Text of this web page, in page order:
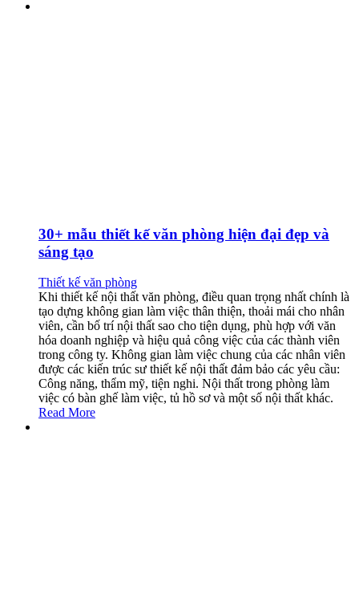
30+ mẫu thiết kế văn phòng hiện đại đẹp và
sáng tạo
Thiết kế văn phòng
Khi thiết kế nội thất văn phòng, điều quan trọng nhất chính là
tạo dựng không gian làm việc thân thiện, thoải mái cho nhân
viên, cần bố trí nội thất sao cho tiện dụng, phù hợp với văn
hóa doanh nghiệp và hiệu quả công việc của các thành viên
trong công ty. Không gian làm việc chung của các nhân viên
được các kiến trúc sư thiết kế nội thất đảm bảo các yêu cầu:
Công năng, thẩm mỹ, tiện nghi. Nội thất trong phòng làm
việc có bàn ghế làm việc, tủ hồ sơ và một số nội thất khác.
Read More